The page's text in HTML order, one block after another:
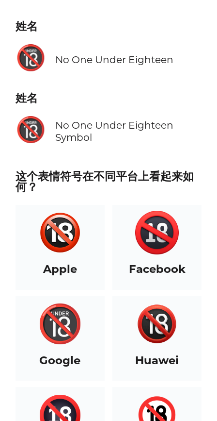
姓名
🔞 No One Under Eighteen
姓名
🔞
No One Under Eighteen
Symbol
这个表情符号在不同平台上看起来如
何？
Apple Facebook
Google Huawei